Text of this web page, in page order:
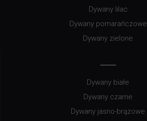
Dywany lilac
Dywany pomarańczowe
Dywany zielone
Dywany białe
Dywany czarne
Dywany jasno-brązowe